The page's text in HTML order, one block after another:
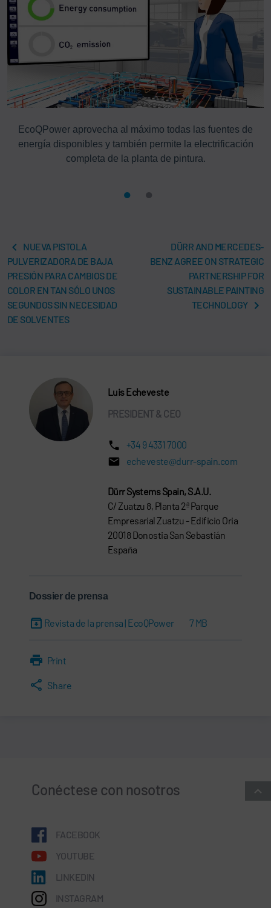
EcoQPower aprovecha al máximo todas las fuentes de
energía disponibles y también permite la electrificación
completa de la planta de pintura.
NUEVA PISTOLA
PULVERIZADORA DE BAJA
PRESIÓN PARA CAMBIOS DE
COLOR EN TAN SÓLO UNOS
SEGUNDOS SIN NECESIDAD
DE SOLVENTES
DÜRR AND MERCEDES-
BENZ AGREE ON STRATEGIC
PARTNERSHIP FOR
SUSTAINABLE PAINTING
TECHNOLOGY
Luis Echeveste
PRESIDENT & CEO
+34 9 4331 7000
echeveste@durr-spain.com
Dürr Systems Spain, S.A.U.
C/ Zuatzu 8, Planta 2ª Parque
Empresarial Zuatzu - Edificio Oria
20018 Donostia San Sebastián
España
Dossier de prensa
Revista de la prensa | EcoQPower 7 MB
Print
Share
Conéctese con nosotros
FACEBOOK
YOUTUBE
LINKEDIN
INSTAGRAM